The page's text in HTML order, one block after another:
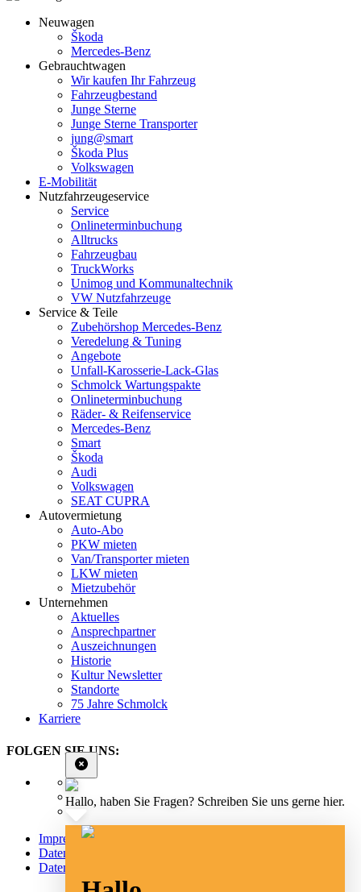
Neuwagen
Škoda
Mercedes-Benz
Gebrauchtwagen
Wir kaufen Ihr Fahrzeug
Fahrzeugbestand
Junge Sterne
Junge Sterne Transporter
jung@smart
Škoda Plus
Volkswagen
E-Mobilität
Nutzfahrzeugeservice
Service
Onlineterminbuchung
Alltrucks
Fahrzeugbau
TruckWorks
Unimog und Kommunaltechnik
VW Nutzfahrzeuge
Service & Teile
Zubehörshop Mercedes-Benz
Veredelung & Tuning
Angebote
Unfall-Karosserie-Lack-Glas
Schmolck Wartungspakte
Onlineterminbuchung
Räder- & Reifenservice
Mercedes-Benz
Smart
Škoda
Audi
Volkswagen
SEAT CUPRA
Autovermietung
Auto-Abo
PKW mieten
Van/Transporter mieten
LKW mieten
Mietzubehör
Unternehmen
Aktuelles
Ansprechpartner
Auszeichnungen
Historie
Kultur Newsletter
Standorte
75 Jahre Schmolck
Karriere
FOLGEN SIE UNS:
Impressum
Datenschutz
Datenschutz Social Media
Hallo, haben Sie Fragen? Schreiben Sie uns gerne hier.